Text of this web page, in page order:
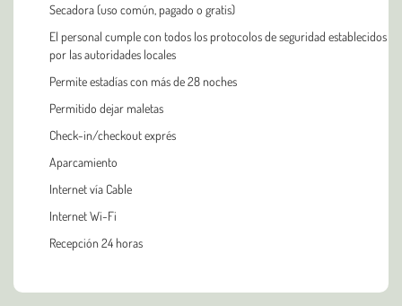
Secadora (uso común, pagado o gratis)
El personal cumple con todos los protocolos de seguridad establecidos
por las autoridades locales
Permite estadías con más de 28 noches
Permitido dejar maletas
Check-in/checkout exprés
Aparcamiento
Internet vía Cable
Internet Wi-Fi
Recepción 24 horas